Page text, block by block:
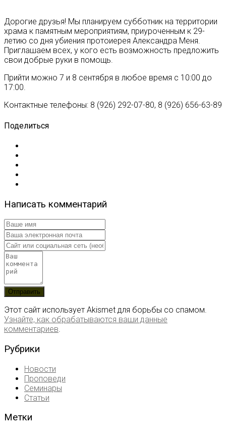
Дорогие друзья! Мы планируем субботник на территории
храма к памятным мероприятиям, приуроченным к 29-
летию со дня убиения протоиерея Александра Меня.
Приглашаем всех, у кого есть возможность предложить
свои добрые руки в помощь.
Прийти можно 7 и 8 сентября в любое время с 10:00 до
17:00.
Контактные телефоны: 8 (926) 292-07-80, 8 (926) 656-63-89
Поделиться
Написать комментарий
Этот сайт использует Akismet для борьбы со спамом.
Узнайте, как обрабатываются ваши данные
комментариев.
Рубрики
Новости
Проповеди
Семинары
Статьи
Метки